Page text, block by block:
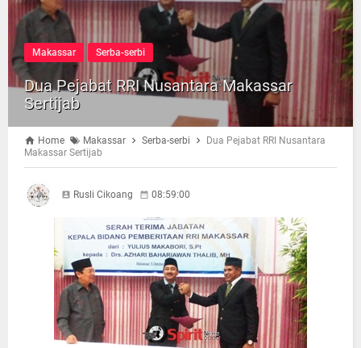
Makassar Serba-serbi
Dua Pejabat RRI Nusantara Makassar
Sertijab
Home Makassar Serba-serbi
Dua Pejabat RRI Nusantara
Makassar Sertijab
Rusli Cikoang 08:59:00